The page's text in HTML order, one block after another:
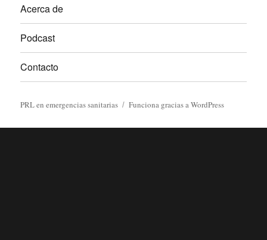
Acerca de
Podcast
Contacto
PRL en emergencias sanitarias Funciona gracias a WordPress